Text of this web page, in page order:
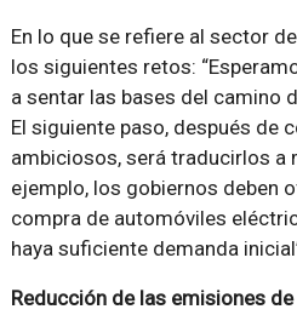
En lo que se refiere al sector
los siguientes retos:
a sentar las bases del camino
El siguiente paso, después de
ambiciosos, será traducirlos a
ejemplo, los gobiernos deben
compra de automóviles
haya suficiente demanda
Reducción de las emisiones